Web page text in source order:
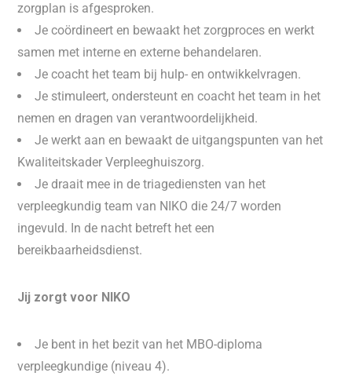
zorgplan is afgesproken.
Je coördineert en bewaakt het zorgproces en werkt
samen met interne en externe behandelaren.
Je coacht het team bij hulp- en ontwikkelvragen.
Je stimuleert, ondersteunt en coacht het team in het
nemen en dragen van verantwoordelijkheid.
Je werkt aan en bewaakt de uitgangspunten van het
Kwaliteitskader Verpleeghuiszorg.
Je draait mee in de triagediensten van het
verpleegkundig team van NIKO die 24/7 worden
ingevuld. In de nacht betreft het een
bereikbaarheidsdienst.
Jij zorgt voor NIKO
Je bent in het bezit van het MBO-diploma
verpleegkundige (niveau 4).